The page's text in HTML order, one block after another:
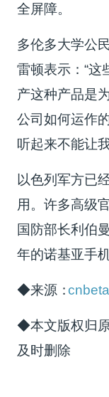
全屏障。
多伦多大学公
雷顿表示：“这
产这种产品是
公司如何运作
听起来不能让
以色列军方已
用。许多高级
国防部长利伯
年的诺基亚手机
◆来源：cnbeta
◆本文版权归
及时删除